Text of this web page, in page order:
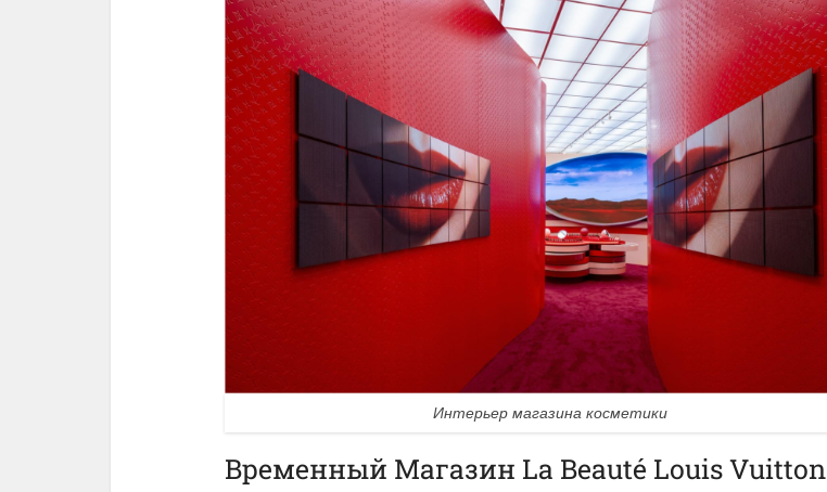
Интерьер магазина косметики
Временный Магазин La Beauté Louis Vuitton